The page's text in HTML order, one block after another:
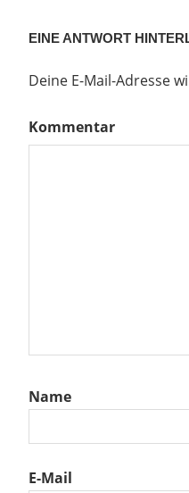
EINE ANTWORT
Deine E-Mail-Adresse
Kommentar
Name
E-Mail